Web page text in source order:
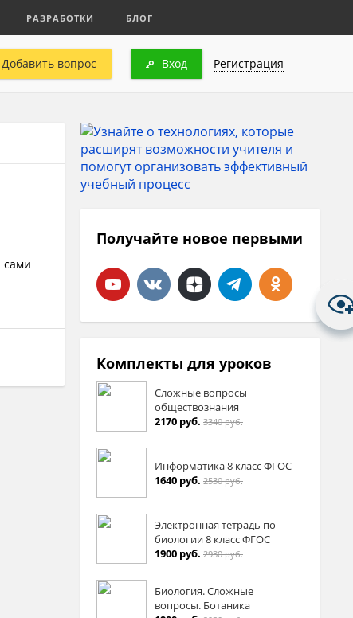
РАЗРАБОТКИ БЛОГ
Добавить вопрос Вход Регистрация
сами
Получайте новое первыми
Комплекты для уроков
Сложные вопросы
обществознания
2170 руб. 3340 руб.
Информатика 8 класс ФГОС
1640 руб. 2530 руб.
Электронная тетрадь по
биологии 8 класс ФГОС
1900 руб. 2930 руб.
Биология. Сложные
вопросы. Ботаника